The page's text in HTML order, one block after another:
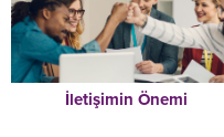
İletişimin Önemi